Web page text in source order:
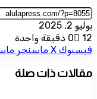
يوليو 2, 2025
0
12
دقيقة واحدة
فيسبوك ‫X ماسنجر
مقالات ذات صلة